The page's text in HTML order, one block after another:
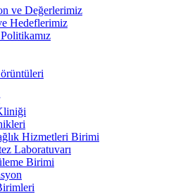
ve Değerlerimiz
Hedeflerimiz
Hizmetleri Birimi
Laboratuvarı
Birimi